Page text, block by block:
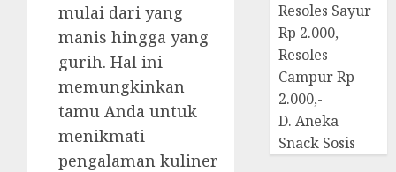
mulai dari yang
manis hingga yang
gurih. Hal ini
memungkinkan
tamu Anda untuk
menikmati
pengalaman kuliner
Resoles Sayur
Rp 2.000,-
Resoles
Campur Rp
2.000,-
D. Aneka
Snack Sosis